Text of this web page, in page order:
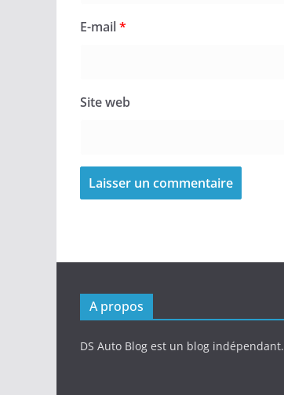
E-mail*
Site web
A propos
DS Auto Blog est un blog indépendant.